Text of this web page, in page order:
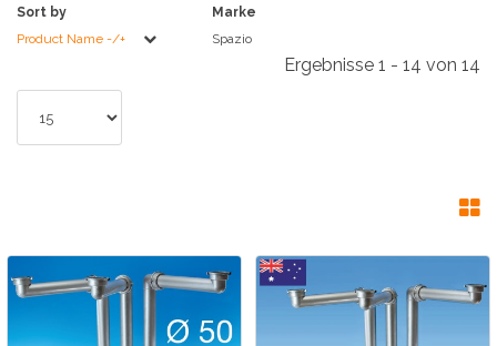
Sort by
Product Name -/+
Marke
Spazio
Ergebnisse 1 - 14 von 14